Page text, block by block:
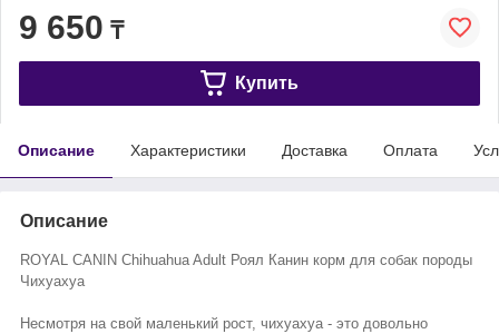
9 650 ₸
Купить
Описание Характеристики Доставка Оплата
Описание
ROYAL CANIN Chihuahua Adult Роял Канин корм для собак породы
Чихуахуа
Несмотря на свой маленький рост, чихуахуа - это довольно